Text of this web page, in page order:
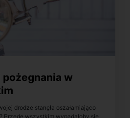
w
drodze stanęła oszałamiająco
Przede wszystkim wypadałoby się